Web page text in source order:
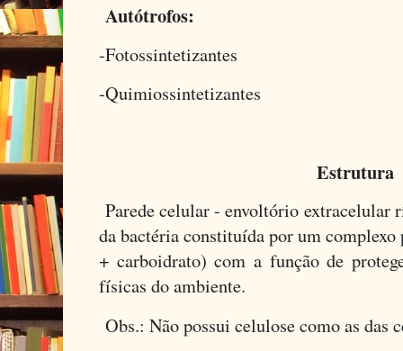
Autótrofos:
-Fotossintetizantes
-Quimiossintetizantes
Estrutura
Parede celular - envoltório extracelular
da bactéria constituída por um
+ carboidrato) com a função de
físicas do ambiente.
Obs.: Não possui celulose como as das